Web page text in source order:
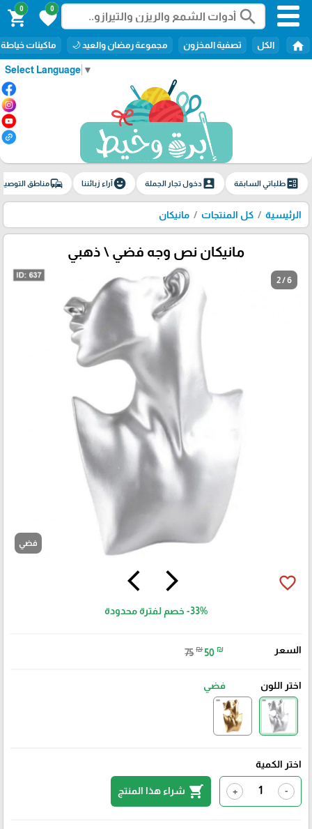
Select Language ▼
search
0
favorite
0
shopping_cart
home الكل تصفية المخزون مجموعة رمضان والعيد 🌙 ماكينات خياطة
ballotطلباتي السابقة account_boxدخول تجار الجملة emoji_emotionsآراء زبائننا commuteمناطق
الرئيسية كل المنتجات مانيكان
مانيكان نص وجه فضي \ ذهبي
2 / 6
فضي
arrow_forward_ios
arrow_back_ios favorite_border
-33% خصم لفترة محدودة
السعر 75 ₪ 50 ₪
اختر اللون فضي
اختر الكمية
-
+
shopping_cart شراء هذا المنتج